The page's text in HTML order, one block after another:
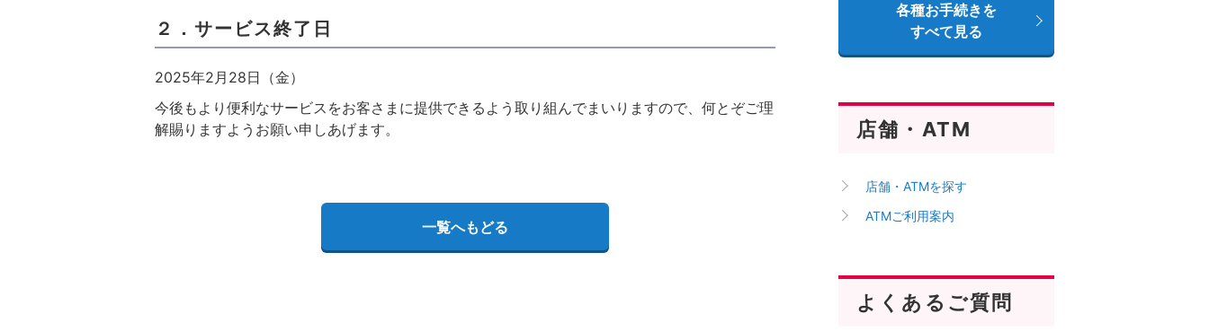
２．サービス終了日
2025年2月28日（金）
今後もより便利なサービスをお客さまに提供できるよう取り組んでまいりますので、何とぞご理
解賜りますようお願い申しあげます。
一覧へもどる
各種お手続きを
すべて見る
店舗・ATM
店舗・ATMを探す
ATMご利用案内
よくあるご質問